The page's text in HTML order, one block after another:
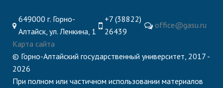
649000 г. Горно-
Алтайск, ул. Ленкина, 1
+7 (38822)
26439
office@gasu.ru
Карта сайта
© Горно-Алтайский государственный университет, 2017 -
2026
При полном или частичном использовании материалов